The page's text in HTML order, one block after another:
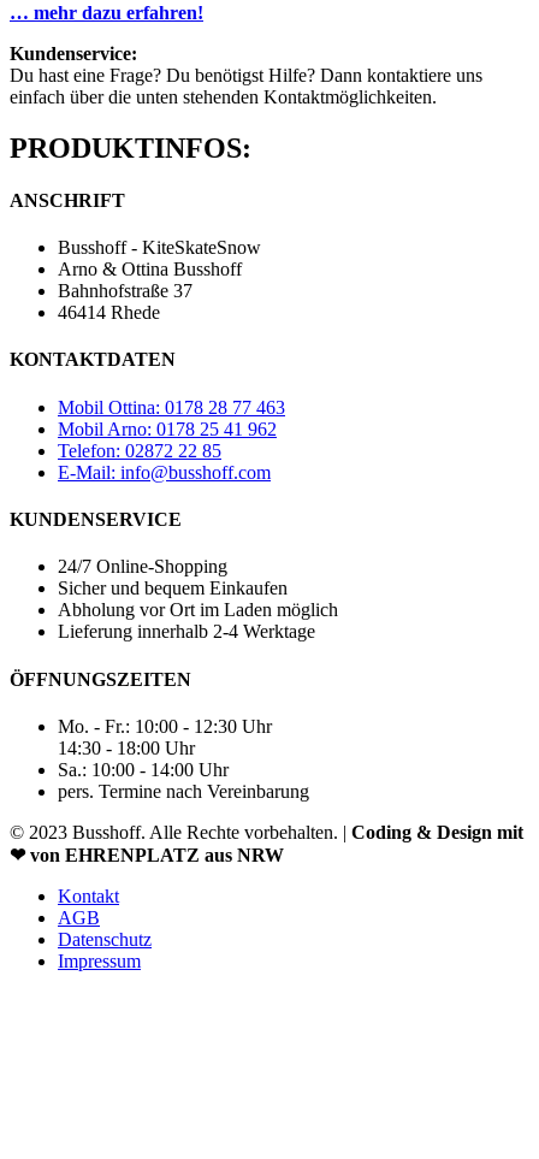
… mehr dazu erfahren!
Kundenservice:
Du hast eine Frage? Du benötigst Hilfe? Dann kontaktiere uns
einfach über die unten stehenden Kontaktmöglichkeiten.
PRODUKTINFOS:
ANSCHRIFT
Busshoff - KiteSkateSnow
Arno & Ottina Busshoff
Bahnhofstraße 37
46414 Rhede
KONTAKTDATEN
Mobil Ottina: 0178 28 77 463
Mobil Arno: 0178 25 41 962
Telefon: 02872 22 85
E-Mail: info@busshoff.com
KUNDENSERVICE
24/7 Online-Shopping
Sicher und bequem Einkaufen
Abholung vor Ort im Laden möglich
Lieferung innerhalb 2-4 Werktage
ÖFFNUNGSZEITEN
Mo. - Fr.: 10:00 - 12:30 Uhr
14:30 - 18:00 Uhr
Sa.: 10:00 - 14:00 Uhr
pers. Termine nach Vereinbarung
© 2023 Busshoff. Alle Rechte vorbehalten. | Coding & Design mit
❤ von EHRENPLATZ aus NRW
Kontakt
AGB
Datenschutz
Impressum